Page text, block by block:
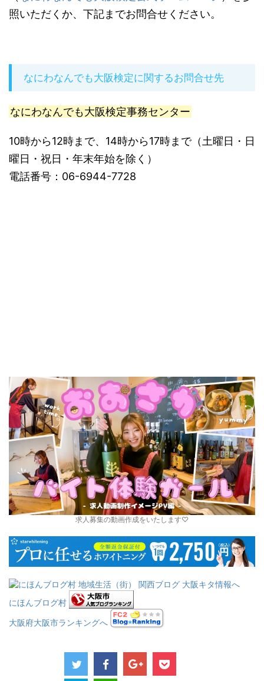
照いただくか、下記までお問合せください。
なにわなんでも大阪検定に関するお問合せ先
なにわなんでも大阪検定事務センター
10時から12時まで、14時から17時まで（土曜日・日
曜日・祝日・年末年始を除く）
電話番号：06-6944-7728
求人募集の動画作成をいたします♡
にほんブログ村
大阪府大阪市ランキングへ